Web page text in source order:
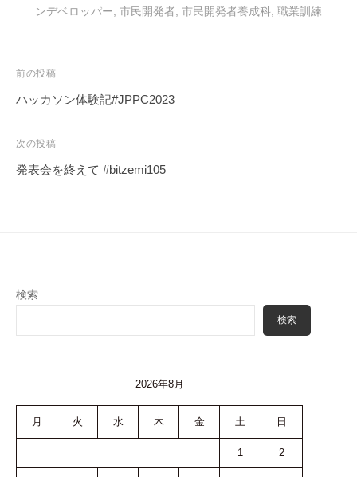
ンデベロッパー, 市民開発者, 市民開発者養成科, 職業訓練
投
稿
ビ
ゲ
前の投稿
ハッカソン体験記#JPPC2023
次の投稿
発表会を終えて #bitzemi105
検索
検索
2026年8月
月 火 水 木 金 土 日
1 2